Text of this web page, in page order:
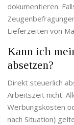
dokumentieren.
Lieferzeiten von
Kann ich
absetzen?
Direkt steuerlich
Arbeitszeit nicht.
Werbungskosten
nach Situation)